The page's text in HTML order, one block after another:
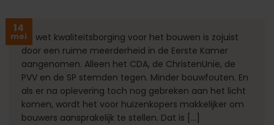
14
meiDe wet kwaliteitsborging voor het bouwen is zojuist
door een ruime meerderheid in de Eerste Kamer
aangenomen. Alleen het CDA, de ChristenUnie, de
PVV en de SP stemden tegen. Minder bouwfouten. En
als er na oplevering toch nog gebreken aan het licht
komen, wordt het voor huizenkopers makkelijker om
bouwers aansprakelijk te stellen. Dat is […]